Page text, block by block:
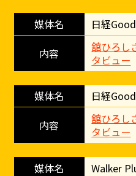
日経
舘ひろし
タビュー
日経
舘ひろし
タビュー
Walker